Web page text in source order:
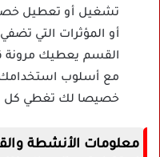
تشغيل أو تعطيل
أو المؤثرات التي
القسم يعطيك مرونة
مع أسلوب استخدامك
خصيصا لك تغطي كل